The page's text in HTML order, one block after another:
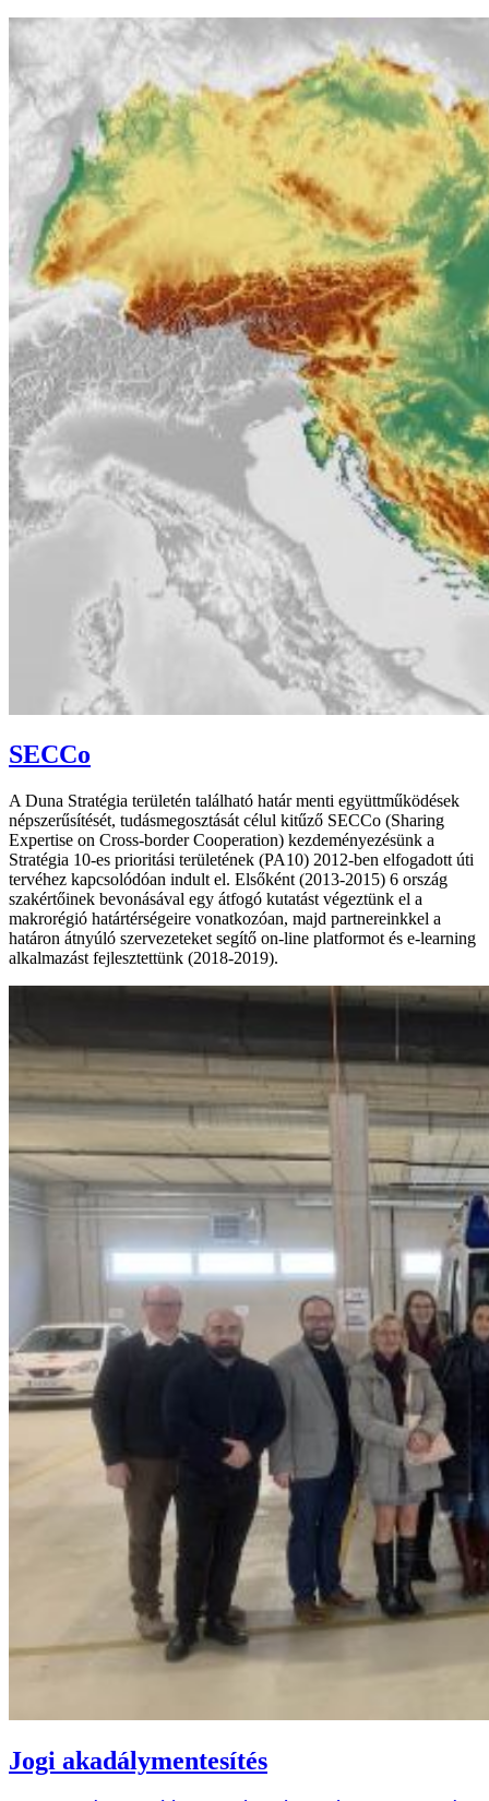
SECCo
A Duna Stratégia területén található határ menti együttműködések
népszerűsítését, tudásmegosztását célul kitűző SECCo (Sharing
Expertise on Cross-border Cooperation) kezdeményezésünk a
Stratégia 10-es prioritási területének (PA10) 2012-ben elfogadott úti
tervéhez kapcsolódóan indult el. Elsőként (2013-2015) 6 ország
szakértőinek bevonásával egy átfogó kutatást végeztünk el a
makrorégió határtérségeire vonatkozóan, majd partnereinkkel a
határon átnyúló szervezeteket segítő on-line platformot és e-learning
alkalmazást fejlesztettünk (2018-2019).
Jogi akadálymentesítés